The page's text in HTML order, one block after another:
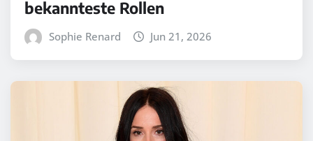
bekannteste Rollen
Sophie Renard Jun 21, 2026